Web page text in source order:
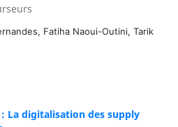
Fatiha Naoui-Outini, Tarik
: La digitalisation des supply